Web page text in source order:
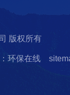
版权所有
环保在线